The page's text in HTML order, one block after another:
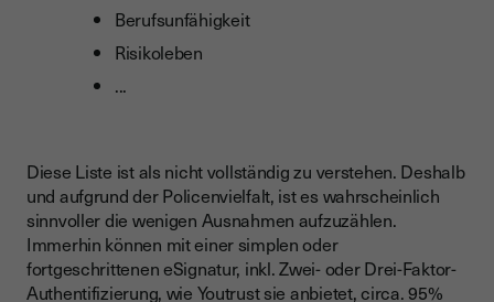
Berufsunfähigkeit
Risikoleben
...
Diese Liste ist als nicht vollständig zu verstehen. Deshalb
und aufgrund der Policenvielfalt, ist es wahrscheinlich
sinnvoller die wenigen Ausnahmen aufzuzählen.
Immerhin können mit einer simplen oder
fortgeschrittenen eSignatur, inkl. Zwei- oder Drei-Faktor-
Authentifizierung, wie Youtrust sie anbietet, circa. 95%